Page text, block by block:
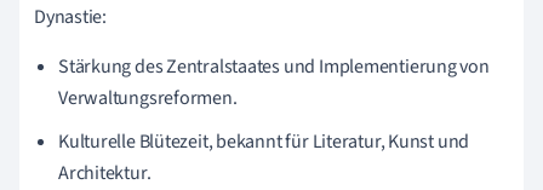
Dynastie:
Stärkung des Zentralstaates und Implementierung von
Verwaltungsreformen.
Kulturelle Blütezeit, bekannt für Literatur, Kunst und
Architektur.